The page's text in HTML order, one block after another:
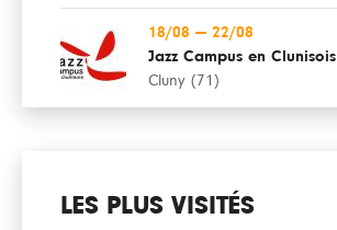
18/08 — 22/08
Jazz Campus en Clunisois
Cluny (71)
LES PLUS VISITÉS